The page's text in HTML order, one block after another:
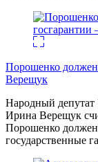
Порошенко должен
Верещук
Народный депутат
Ирина Верещук
Порошенко
государственные